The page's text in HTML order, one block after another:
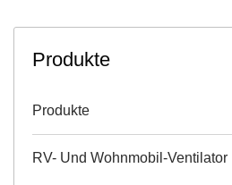
Produkte
Produkte
RV- Und Wohnmobil-Ventilator